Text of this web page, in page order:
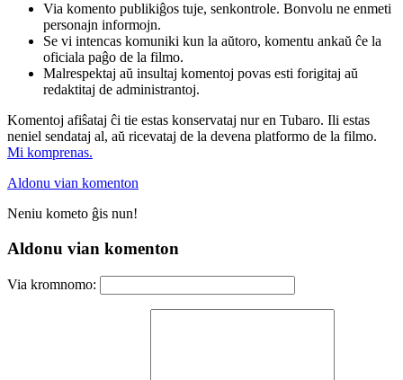
Via komento publikiĝos tuje, senkontrole. Bonvolu ne enmeti
personajn informojn.
Se vi intencas komuniki kun la aŭtoro, komentu ankaŭ ĉe la
oficiala paĝo de la filmo.
Malrespektaj aŭ insultaj komentoj povas esti forigitaj aŭ
redaktitaj de administrantoj.
Komentoj afiŝataj ĉi tie estas konservataj nur en Tubaro. Ili estas
neniel sendataj al, aŭ ricevataj de la devena platformo de la filmo.
Mi komprenas.
Aldonu vian komenton
Neniu kometo ĝis nun!
Aldonu vian komenton
Via kromnomo: